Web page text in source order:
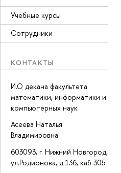
Учебные курсы
Сотрудники
КОНТАКТЫ
И.О декана факультета
математики, информатики и
компьютерных наук
Асеева Наталья
Владимировна
603093, г. Нижний Новгород,
ул.Родионова, д.136, каб 305